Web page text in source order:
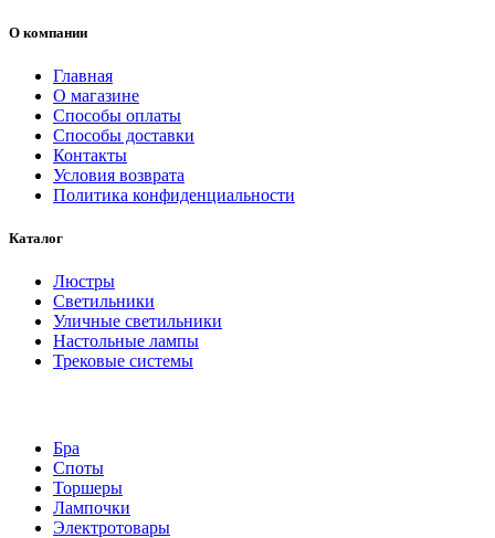
О компании
Главная
О магазине
Способы оплаты
Способы доставки
Контакты
Условия возврата
Политика конфиденциальности
Каталог
Люстры
Светильники
Уличные светильники
Настольные лампы
Трековые системы
Бра
Споты
Торшеры
Лампочки
Электротовары